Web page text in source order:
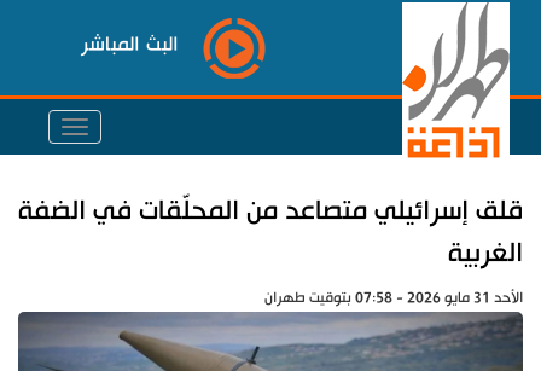
البث المباشر
قلق إسرائيلي متصاعد من المحلّقات في الضفة
الغربية
الأحد 31 مايو 2026 - 07:58 بتوقيت طهران